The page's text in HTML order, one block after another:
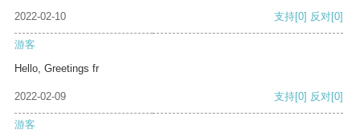
2022-02-10 支持[0] 反对[0]
游客
Hello, Greetings fr
2022-02-09 支持[0] 反对[0]
游客